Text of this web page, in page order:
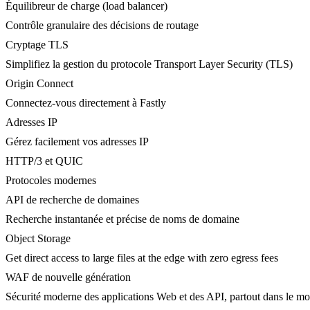
Équilibreur de charge (load balancer)
Contrôle granulaire des décisions de routage
Cryptage TLS
Simplifiez la gestion du protocole Transport Layer Security (TLS)
Origin Connect
Connectez-vous directement à Fastly
Adresses IP
Gérez facilement vos adresses IP
HTTP/3 et QUIC
Protocoles modernes
API de recherche de domaines
Recherche instantanée et précise de noms de domaine
Object Storage
Get direct access to large files at the edge with zero egress fees
WAF de nouvelle génération
Sécurité moderne des applications Web et des API, partout dans le